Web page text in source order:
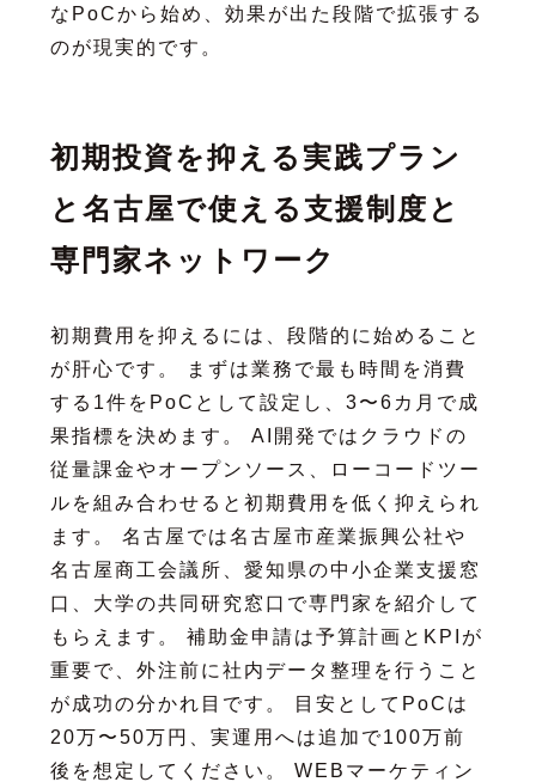
なPoCから始め、効果が出た段階で拡張する
のが現実的です。
初期投資を抑える実践プラン
と名古屋で使える支援制度と
専門家ネットワーク
初期費用を抑えるには、段階的に始めること
が肝心です。 まずは業務で最も時間を消費
する1件をPoCとして設定し、3〜6カ月で成
果指標を決めます。 AI開発ではクラウドの
従量課金やオープンソース、ローコードツー
ルを組み合わせると初期費用を低く抑えられ
ます。 名古屋では名古屋市産業振興公社や
名古屋商工会議所、愛知県の中小企業支援窓
口、大学の共同研究窓口で専門家を紹介して
もらえます。 補助金申請は予算計画とKPIが
重要で、外注前に社内データ整理を行うこと
が成功の分かれ目です。 目安としてPoCは
20万〜50万円、実運用へは追加で100万前
後を想定してください。 WEBマーケティン